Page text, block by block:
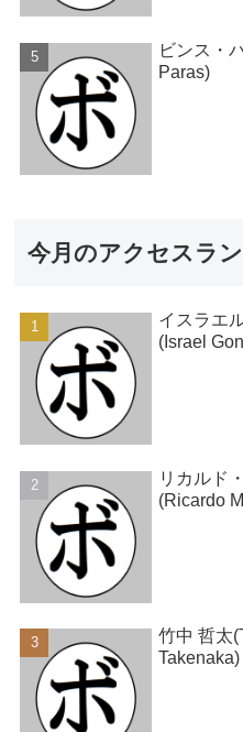
ビンス・
Paras)
今月のアクセスラ
イスラエ
(Israel
リカルド
(Ricardo
竹中 哲太
Takenaka)